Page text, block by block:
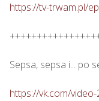
https://tv-trwam.pl/
Sepsa, sepsa i... po
https://vk.com/